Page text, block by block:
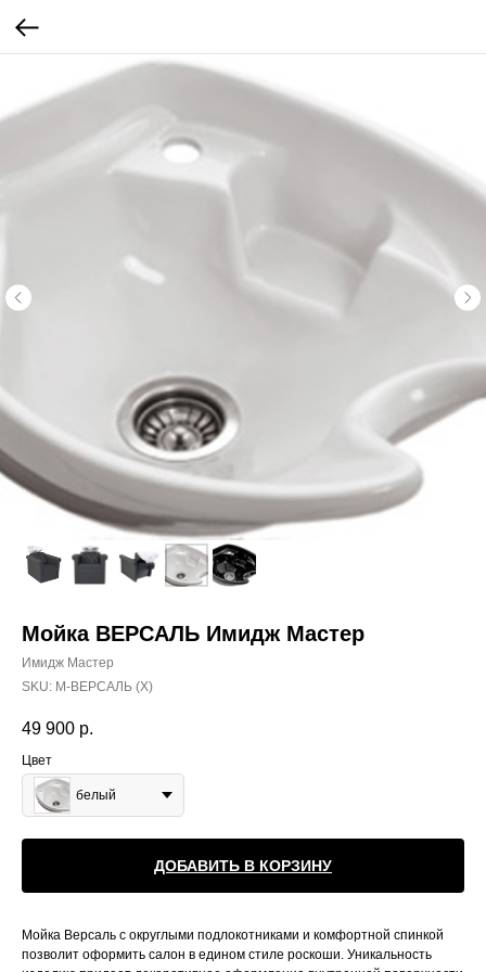
Мойка ВЕРСАЛЬ Имидж Мастер
Имидж Мастер
SKU: М-ВЕРСАЛЬ (Х)
49 900 р.
Цвет
белый
ДОБАВИТЬ В КОРЗИНУ
Мойка Версаль с округлыми подлокотниками и комфортной спинкой
позволит оформить салон в едином стиле роскоши. Уникальность